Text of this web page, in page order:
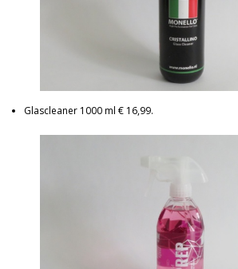
Glascleaner 1000 ml € 16,99.